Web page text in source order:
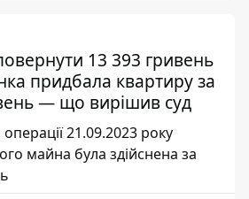
13 393 гривень
придбала квартиру за
— що вирішив суд
21.09.2023 року
майна була здійснена за